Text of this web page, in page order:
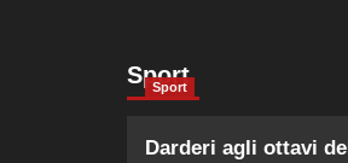
Sport
Sport
Darderi agli ottavi del